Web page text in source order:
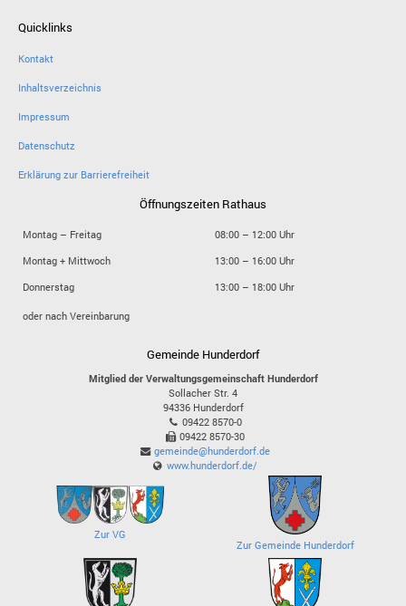
Quicklinks
Kontakt
Inhaltsverzeichnis
Impressum
Datenschutz
Erklärung zur Barrierefreiheit
Öffnungszeiten Rathaus
Montag – Freitag
08:00 – 12:00 Uhr
Montag + Mittwoch
13:00 – 16:00 Uhr
Donnerstag
13:00 – 18:00 Uhr
oder nach Vereinbarung
Gemeinde Hunderdorf
Mitglied der Verwaltungsgemeinschaft Hunderdorf
Sollacher Str. 4
94336 Hunderdorf
09422 8570-0
09422 8570-30
gemeinde@hunderdorf.de
www.hunderdorf.de/
Zur VG
Zur Gemeinde Hunderdorf